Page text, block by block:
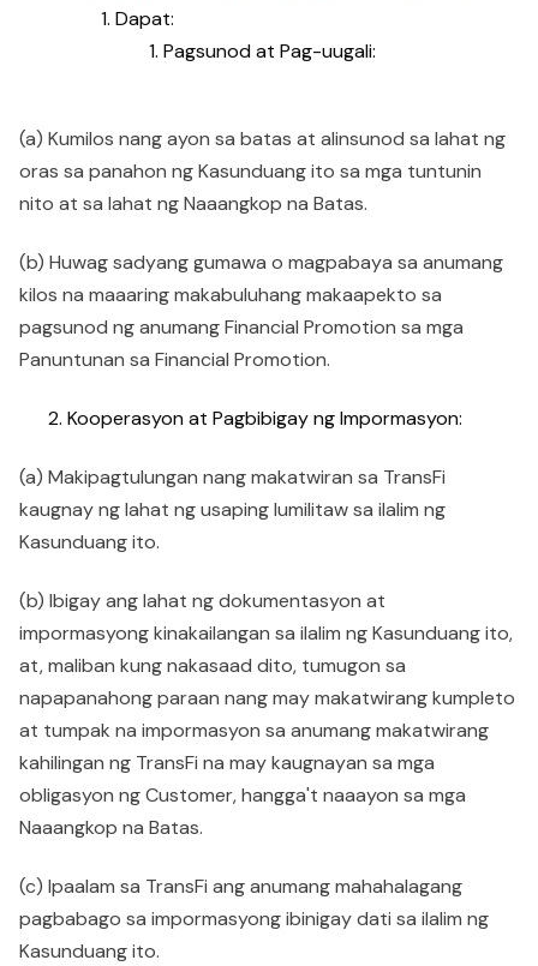
Dapat:
Pagsunod at Pag-uugali:
(a) Kumilos nang ayon sa batas at alinsunod sa lahat ng
oras sa panahon ng Kasunduang ito sa mga tuntunin
nito at sa lahat ng Naaangkop na Batas.
(b) Huwag sadyang gumawa o magpabaya sa anumang
kilos na maaaring makabuluhang makaapekto sa
pagsunod ng anumang Financial Promotion sa mga
Panuntunan sa Financial Promotion.
Kooperasyon at Pagbibigay ng Impormasyon:
(a) Makipagtulungan nang makatwiran sa TransFi
kaugnay ng lahat ng usaping lumilitaw sa ilalim ng
Kasunduang ito.
(b) Ibigay ang lahat ng dokumentasyon at
impormasyong kinakailangan sa ilalim ng Kasunduang ito,
at, maliban kung nakasaad dito, tumugon sa
napapanahong paraan nang may makatwirang kumpleto
at tumpak na impormasyon sa anumang makatwirang
kahilingan ng TransFi na may kaugnayan sa mga
obligasyon ng Customer, hangga't naaayon sa mga
Naaangkop na Batas.
(c) Ipaalam sa TransFi ang anumang mahahalagang
pagbabago sa impormasyong ibinigay dati sa ilalim ng
Kasunduang ito.